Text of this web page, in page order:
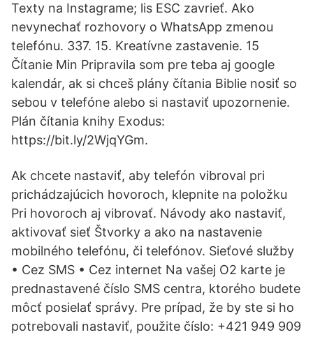
Texty na Instagrame; lis ESC zavrieť. Ako
nevynechať rozhovory o WhatsApp zmenou
telefónu. 337. 15. Kreatívne zastavenie. 15
Čítanie Min Pripravila som pre teba aj google
kalendár, ak si chceš plány čítania Biblie nosiť so
sebou v telefóne alebo si nastaviť upozornenie.
Plán čítania knihy Exodus:
https://bit.ly/2WjqYGm.
Ak chcete nastaviť, aby telefón vibroval pri
prichádzajúcich hovoroch, klepnite na položku
Pri hovoroch aj vibrovať. Návody ako nastaviť,
aktivovať sieť Štvorky a ako na nastavenie
mobilného telefónu, či telefónov. Sieťové služby
• Cez SMS • Cez internet Na vašej O2 karte je
prednastavené číslo SMS centra, ktorého budete
môcť posielať správy. Pre prípad, že by ste si ho
potrebovali nastaviť, použite číslo: +421 949 909